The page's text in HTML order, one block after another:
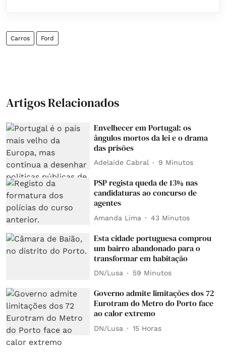
Carros Ford
Artigos Relacionados
Envelhecer em Portugal: os
ângulos mortos da lei e o drama
das prisões
Adelaide Cabral 9 Minutos
PSP regista queda de 13% nas
candidaturas ao concurso de
agentes
Amanda Lima 43 Minutos
Esta cidade portuguesa comprou
um bairro abandonado para o
transformar em habitação
DN/Lusa 59 Minutos
Governo admite limitações dos 72
Eurotram do Metro do Porto face
ao calor extremo
DN/Lusa 15 Horas